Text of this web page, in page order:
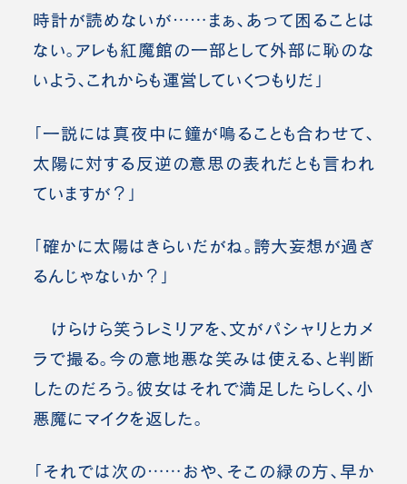
時計が読めないが……まぁ、あって困ることは
ない。アレも紅魔館の一部として外部に恥のな
いよう、これからも運営していくつもりだ」
「一説には真夜中に鐘が鳴ることも合わせて、
太陽に対する反逆の意思の表れだとも言われ
ていますが？」
「確かに太陽はきらいだがね。誇大妄想が過ぎ
るんじゃないか？」
けらけら笑うレミリアを、文がパシャリとカメ
ラで撮る。今の意地悪な笑みは使える、と判断
したのだろう。彼女はそれで満足したらしく、小
悪魔にマイクを返した。
「それでは次の……おや、そこの緑の方、早か